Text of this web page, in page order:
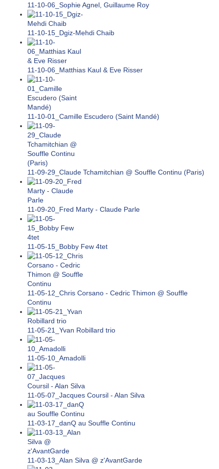
11-10-06_Sophie Agnel, Guillaume Roy
11-10-15_Dgiz-Mehdi Chaib
11-10-06_Matthias Kaul & Eve Risser
11-10-01_Camille Escudero (Saint Mandé)
11-09-29_Claude Tchamitchian @ Souffle Continu (Paris)
11-09-20_Fred Marty - Claude Parle
11-05-15_Bobby Few 4tet
11-05-12_Chris Corsano - Cedric Thimon @ Souffle
Continu
11-05-21_Yvan Robillard trio
11-05-10_Amadolli
11-05-07_Jacques Coursil - Alan Silva
11-03-17_danQ au Souffle Continu
11-03-13_Alan Silva @ z'AvantGarde